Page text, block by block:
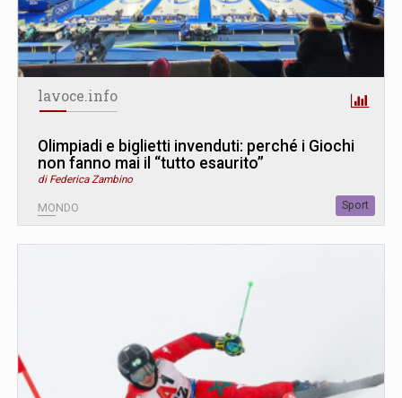
lavoce.info
Olimpiadi e biglietti invenduti: perché i Giochi
non fanno mai il “tutto esaurito”
di Federica Zambino
MONDO Sport